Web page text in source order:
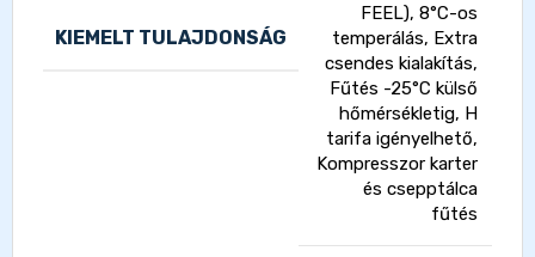
KIEMELT TULAJDONSÁG
FEEL), 8°C-os
temperálás, Extra
csendes kialakítás,
Fűtés -25°C külső
hőmérsékletig, H
tarifa igényelhető,
Kompresszor karter
és csepptálca
fűtés